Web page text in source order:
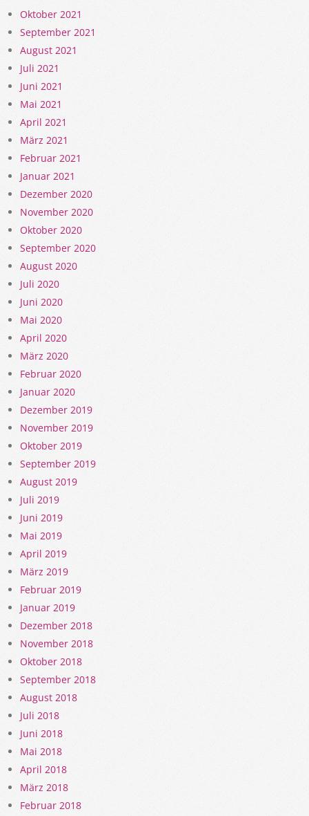
Oktober 2021
September 2021
August 2021
Juli 2021
Juni 2021
Mai 2021
April 2021
März 2021
Februar 2021
Januar 2021
Dezember 2020
November 2020
Oktober 2020
September 2020
August 2020
Juli 2020
Juni 2020
Mai 2020
April 2020
März 2020
Februar 2020
Januar 2020
Dezember 2019
November 2019
Oktober 2019
September 2019
August 2019
Juli 2019
Juni 2019
Mai 2019
April 2019
März 2019
Februar 2019
Januar 2019
Dezember 2018
November 2018
Oktober 2018
September 2018
August 2018
Juli 2018
Juni 2018
Mai 2018
April 2018
März 2018
Februar 2018